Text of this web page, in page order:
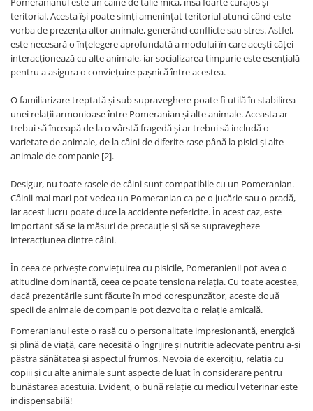
teritorial. Acesta își poate simți amenințat teritoriul atunci când este
vorba de prezența altor animale, generând conflicte sau stres. Astfel,
este necesară o înțelegere aprofundată a modului în care acești căței
interacționează cu alte animale, iar socializarea timpurie este esențială
pentru a asigura o conviețuire pașnică între acestea.
O familiarizare treptată și sub supraveghere poate fi utilă în stabilirea
unei relații armonioase între Pomeranian și alte animale. Aceasta ar
trebui să înceapă de la o vârstă fragedă și ar trebui să includă o
varietate de animale, de la câini de diferite rase până la pisici și alte
animale de companie [2].
Desigur, nu toate rasele de câini sunt compatibile cu un Pomeranian.
Câinii mai mari pot vedea un Pomeranian ca pe o jucărie sau o pradă,
iar acest lucru poate duce la accidente nefericite. În acest caz, este
important să se ia măsuri de precauție și să se supravegheze
interacțiunea dintre câini.
În ceea ce privește conviețuirea cu pisicile, Pomeranienii pot avea o
atitudine dominantă, ceea ce poate tensiona relația. Cu toate acestea,
dacă prezentările sunt făcute în mod corespunzător, aceste două
specii de animale de companie pot dezvolta o relație amicală.
Pomeranianul este o rasă cu o personalitate impresionantă, energică
și plină de viață, care necesită o îngrijire și nutriție adecvate pentru a-și
păstra sănătatea și aspectul frumos. Nevoia de exercițiu, relația cu
copiii și cu alte animale sunt aspecte de luat în considerare pentru
bunăstarea acestuia. Evident, o bună relație cu medicul veterinar este
indispensabilă!